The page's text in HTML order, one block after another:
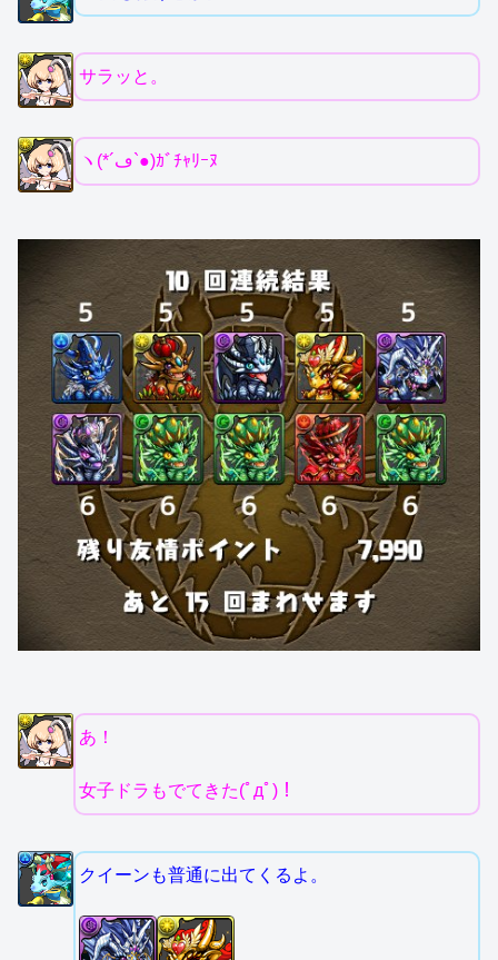
サラッと。
ヽ(*´ڡ`●)ｶﾞﾁｬﾘｰﾇ
あ！
女子ドラもでてきた(ﾟдﾟ)！
クイーンも普通に出てくるよ。